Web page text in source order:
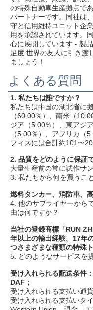
の特殊自動車生産拠点で
パートナーです。同社は
守と信用維持ユニット企
用を承認されています。
心に展開しています - 製
足度 世界の友人に引き渡
ましょう！
よくある質問
1. 私たちは誰ですか？
私たちは中国の湖北省に
（60.00％）、南米（
ジア（5.00％）、東アジ
（5.00％）、アフリカ（
フィスには合計約101〜
2. 品質をどのように保証
大量生産前の常に試作サ
3. 私たちから何を買うこ
燃料タンカー、消防車、
4. 他のサプライヤーから
由は何ですか？
当社の登録商標「RUN
年以上の輸出経験。17年
つさまざまな種類の特殊ト
5. どのようなサービスを
受け入れられる配送条件
DAF；
受け入れられる支払い通
受け入れられる支払いタ